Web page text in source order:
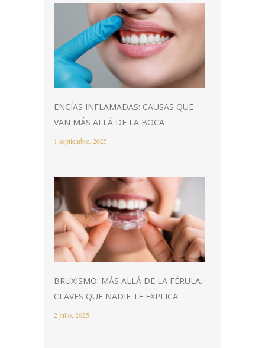
ENCÍAS INFLAMADAS: CAUSAS QUE
VAN MÁS ALLÁ DE LA BOCA
1 septiembre, 2025
BRUXISMO: MÁS ALLÁ DE LA FÉRULA.
CLAVES QUE NADIE TE EXPLICA
2 julio, 2025